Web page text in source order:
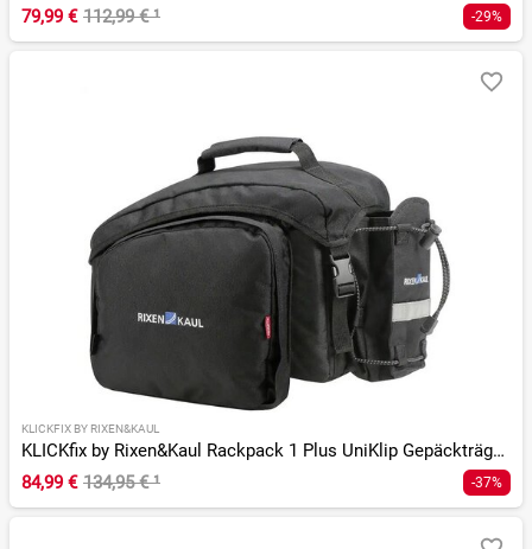
79,99 € 112,99 €¹ -29%
KLICKFIX BY RIXEN&KAUL
KLICKfix by Rixen&Kaul Rackpack 1 Plus UniKlip Gepäckträgertasche
84,99 € 134,95 €¹ -37%